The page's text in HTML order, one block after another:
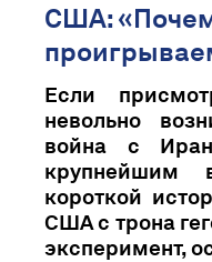
США:
Если
невольно
война с
крупнейшим
короткой
США с трона
эксперимент,